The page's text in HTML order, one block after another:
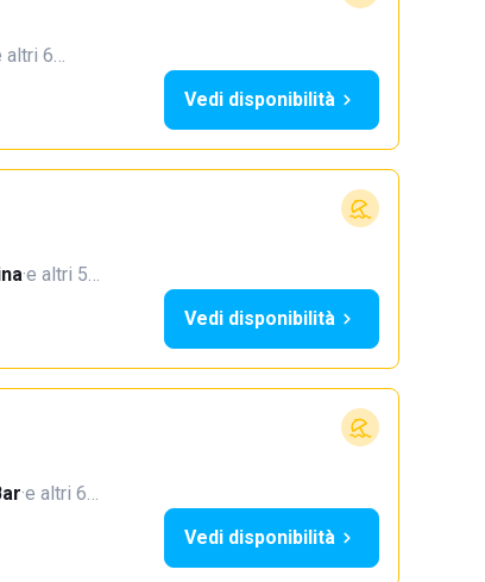
altri 6…
Vedi disponibilità
·e altri 5…
Vedi disponibilità
·e altri 6…
Vedi disponibilità